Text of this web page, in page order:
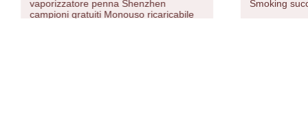
vaporizzatore penna Shenzhen
campioni gratuiti Monouso ricaricabile
Smoking